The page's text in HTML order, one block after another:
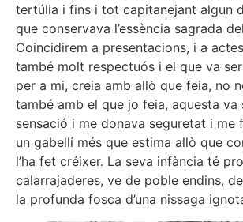
tertúlia i fins i tot capitanejant algun
que conservava l’essència sagrada
Coincidirem a presentacions, i a
també molt respectuós i el que va
per a mi, creia amb allò que feia, no
també amb el que jo feia, aquesta va
sensació i me donava seguretat i me
un gabellí més que estima allò que
l’ha fet créixer. La seva infància té
calarrajaderes, ve de poble endins,
la profunda fosca d’una nissaga